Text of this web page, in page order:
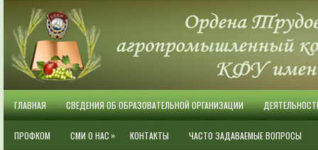
ГЛАВНАЯ СВЕДЕНИЯ ОБ ОБРАЗОВАТЕЛЬНОЙ ОРГАНИЗАЦИИ
ПРОФКОМ СМИ О НАС » КОНТАКТЫ ЧАСТО ЗАДАВАЕМЫЕ ВОПРОСЫ